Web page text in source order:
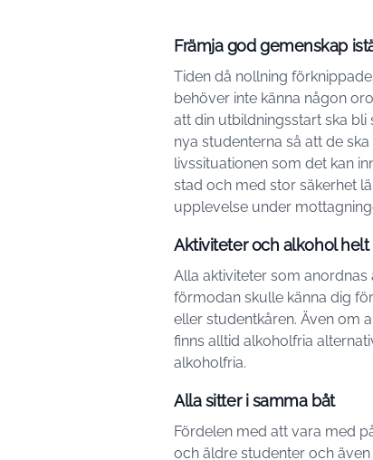
Främja god gemenskap
Tiden då nollning
behöver inte känna någon
att din utbildningsstart ska
nya studenterna så att de
livssituationen som det kan
stad och med stor säkerhet
upplevelse under
Aktiviteter och alkohol helt
Alla aktiviteter som
förmodan skulle känna dig
eller studentkåren. Även om
finns alltid alkoholfria
alkoholfria.
Alla sitter i samma båt
Fördelen med att vara med
och äldre studenter och